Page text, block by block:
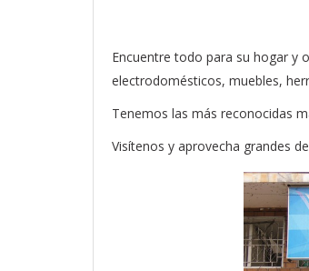
Encuentre todo para su hogar y
electrodomésticos, muebles,
Tenemos las más reconocidas
Visítenos y aprovecha grandes